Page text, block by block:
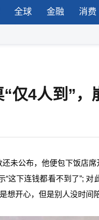
全球 金融 消费
仅4人到”，
未公布，他便包下饭店
这下连钱都看不到了”;
想开心，但是别人没时间陪